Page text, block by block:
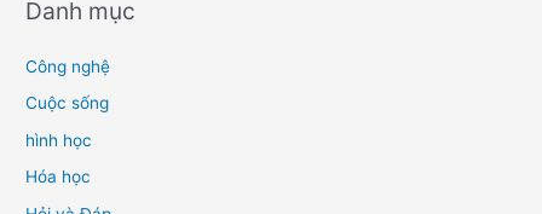
Danh mục
Công nghệ
Cuộc sống
hình học
Hóa học